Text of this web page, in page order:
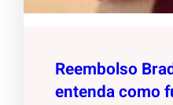
Reembolso
entenda como